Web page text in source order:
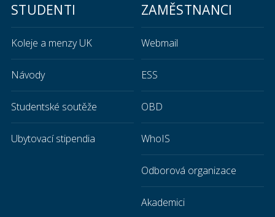
STUDENTI
Koleje a menzy UK
Návody
Studentské soutěže
Ubytovací stipendia
ZAMĚSTNANCI
Webmail
ESS
OBD
WhoIS
Odborová organizace
Akademici